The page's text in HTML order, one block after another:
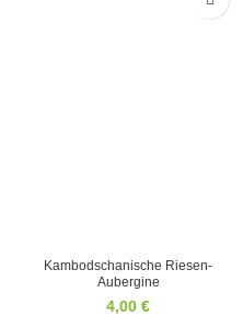
Kambodschanische Riesen-
Aubergine
4,00 €